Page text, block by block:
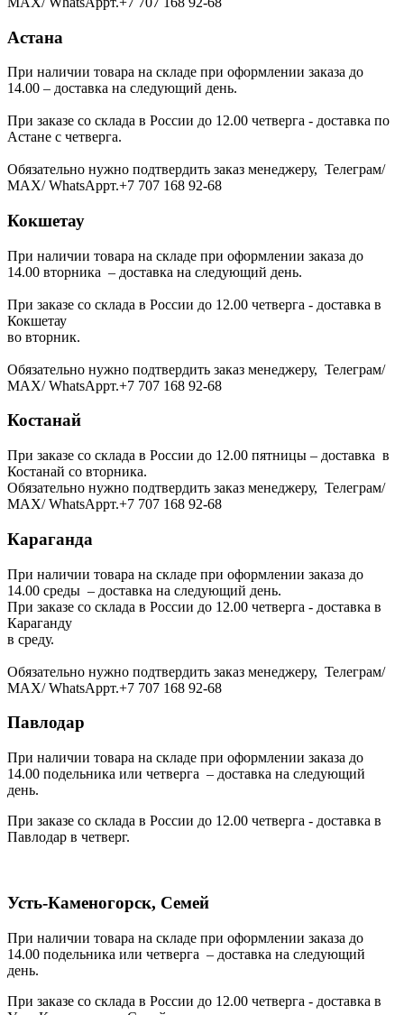
Астана
При наличии товара на складе при оформлении заказа до
14.00 – доставка на следующий день.
При заказе со склада в России до 12.00 четверга - доставка по
Астане с четверга.
Обязательно нужно подтвердить заказ менеджеру, Телеграм/
МАХ/ WhatsAppт.+7 707 168 92-68
Кокшетау
При наличии товара на складе при оформлении заказа до
14.00 вторника – доставка на следующий день.
При заказе со склада в России до 12.00 четверга - доставка в
Кокшетау
во вторник.
Обязательно нужно подтвердить заказ менеджеру, Телеграм/
МАХ/ WhatsAppт.+7 707 168 92-68
Костанай
При заказе со склада в России до 12.00 пятницы – доставка в
Костанай со вторника.
Обязательно нужно подтвердить заказ менеджеру, Телеграм/
МАХ/ WhatsAppт.+7 707 168 92-68
Караганда
При наличии товара на складе при оформлении заказа до
14.00 среды – доставка на следующий день.
При заказе со склада в России до 12.00 четверга - доставка в
Караганду
в среду.
Обязательно нужно подтвердить заказ менеджеру, Телеграм/
МАХ/ WhatsAppт.+7 707 168 92-68
Павлодар
При наличии товара на складе при оформлении заказа до
14.00 подельника или четверга – доставка на следующий
день.
При заказе со склада в России до 12.00 четверга - доставка в
Павлодар в четверг.
Усть-Каменогорск, Семей
При наличии товара на складе при оформлении заказа до
14.00 подельника или четверга – доставка на следующий
день.
При заказе со склада в России до 12.00 четверга - доставка в